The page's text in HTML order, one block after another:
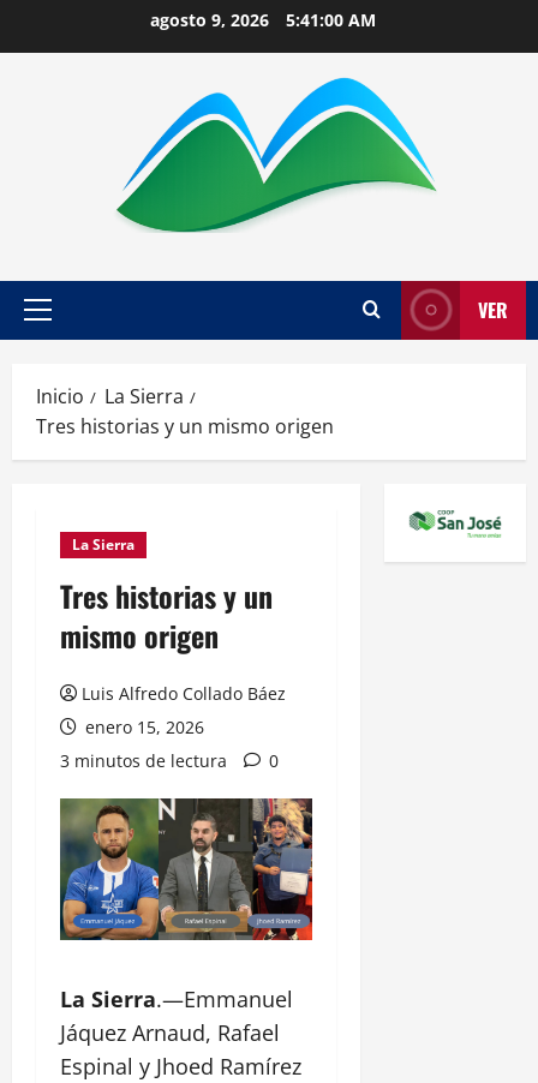
agosto 9, 2026 5:41:00 AM
Menú
VER
Inicio
La Sierra
Tres historias y un mismo origen
La Sierra
Tres historias y un
mismo origen
Luis Alfredo Collado Báez
enero 15, 2026
3 minutos de lectura
0
La Sierra.—Emmanuel
Jáquez Arnaud, Rafael
Espinal y Jhoed Ramírez